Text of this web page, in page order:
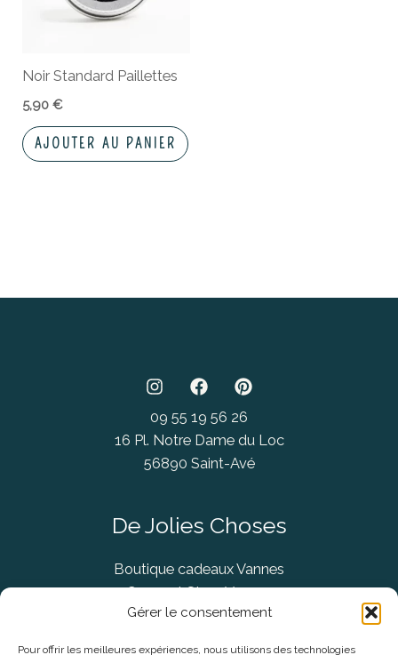
Gérer le consentement
Pour offrir les meilleures expériences, nous utilisons des technologies
Noir Standard Paillettes
5,90€
AJOUTER AU PANIER
09 55 19 56 26
16 Pl. Notre Dame du Loc
56890 Saint-Avé
De Jolies Choses
Boutique cadeaux Vannes
Concept Store Vannes